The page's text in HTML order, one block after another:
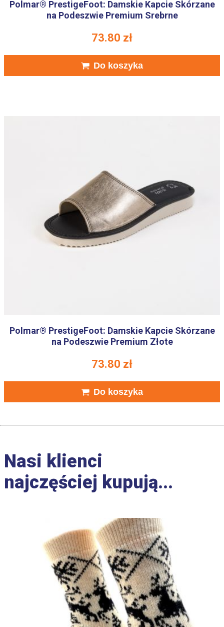
Polmar® PrestigeFoot: Damskie Kapcie Skórzane
na Podeszwie Premium Srebrne
73.80 zł
Do koszyka
Polmar® PrestigeFoot: Damskie Kapcie Skórzane
na Podeszwie Premium Złote
73.80 zł
Do koszyka
Nasi klienci
najczęściej kupują...